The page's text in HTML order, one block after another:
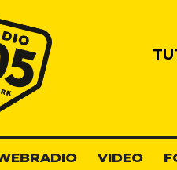
Radio 105
VIDEO